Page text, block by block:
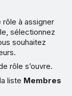
rôle à assigner
sélectionnez
souhaitez
rôle s’ouvre.
liste Membres